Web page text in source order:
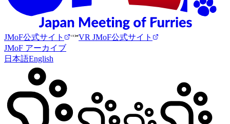
JMoF公式サイト
VR JMoF公式サイト
JMoF アーカイブ
日本語English